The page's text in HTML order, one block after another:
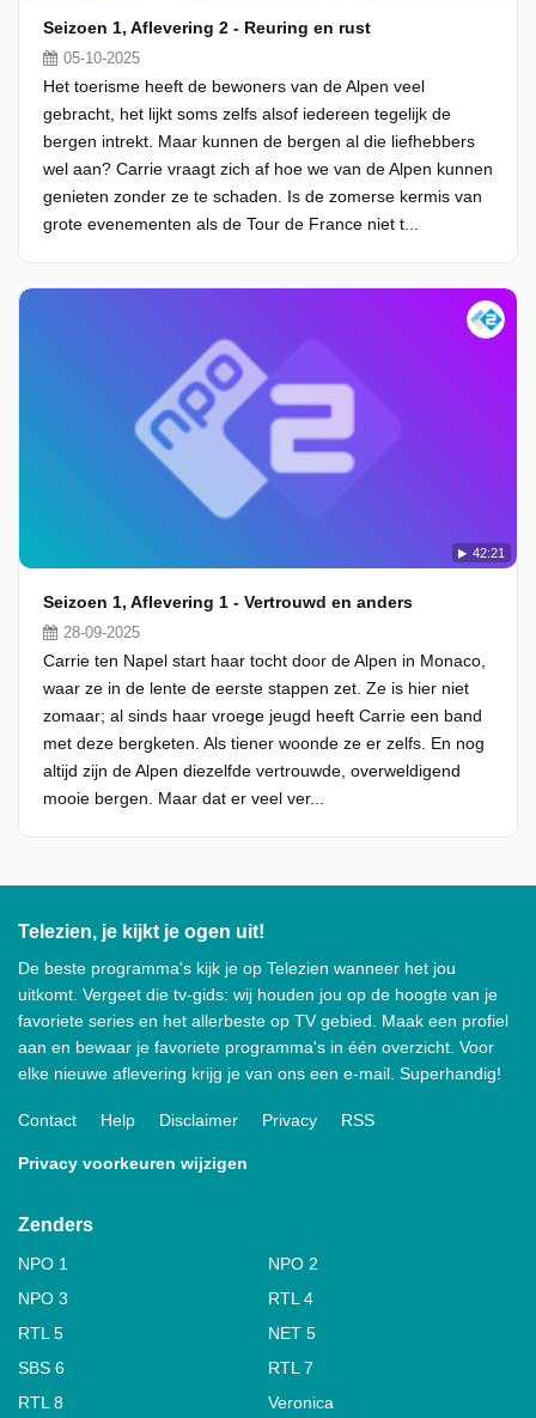
Seizoen 1, Aflevering 2 - Reuring en rust
05-10-2025
Het toerisme heeft de bewoners van de Alpen veel
gebracht, het lijkt soms zelfs alsof iedereen tegelijk de
bergen intrekt. Maar kunnen de bergen al die liefhebbers
wel aan? Carrie vraagt zich af hoe we van de Alpen kunnen
genieten zonder ze te schaden. Is de zomerse kermis van
grote evenementen als de Tour de France niet t...
42:21
Seizoen 1, Aflevering 1 - Vertrouwd en anders
28-09-2025
Carrie ten Napel start haar tocht door de Alpen in Monaco,
waar ze in de lente de eerste stappen zet. Ze is hier niet
zomaar; al sinds haar vroege jeugd heeft Carrie een band
met deze bergketen. Als tiener woonde ze er zelfs. En nog
altijd zijn de Alpen diezelfde vertrouwde, overweldigend
mooie bergen. Maar dat er veel ver...
Telezien, je kijkt je ogen uit!
De beste programma's kijk je op Telezien wanneer het jou
uitkomt. Vergeet die tv-gids: wij houden jou op de hoogte van je
favoriete series en het allerbeste op TV gebied. Maak een profiel
aan en bewaar je favoriete programma's in één overzicht. Voor
elke nieuwe aflevering krijg je van ons een e-mail. Superhandig!
Contact Help Disclaimer Privacy RSS
Privacy voorkeuren wijzigen
Zenders
NPO 1
NPO 2
NPO 3
RTL 4
RTL 5
NET 5
SBS 6
RTL 7
RTL 8
Veronica